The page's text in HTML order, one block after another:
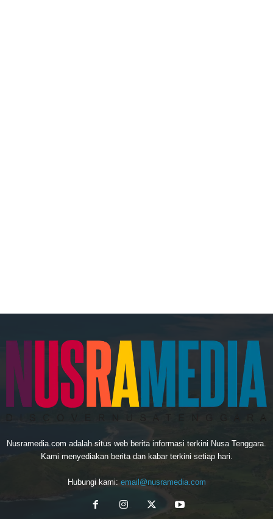
Nusramedia.com adalah situs web berita informasi terkini Nusa Tenggara.
Kami menyediakan berita dan kabar terkini setiap hari.
Hubungi kami: email@nusramedia.com